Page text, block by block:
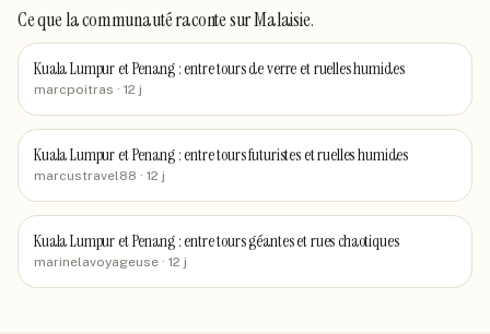
Ce que la communauté racontesur Malaisie.
Kuala Lumpur et Penang : entre tours de verre et ruelles humides
marcpoitras · 12 j
Kuala Lumpur et Penang : entre tours futuristes et ruelles humides
marcustravel88 · 12 j
Kuala Lumpur et Penang : entre tours géantes et rues chaotiques
marinelavoyageuse · 12 j